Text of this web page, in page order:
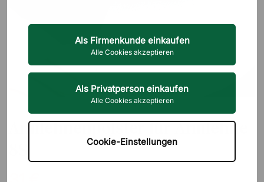
Als Firmenkunde einkaufen
Alle Cookies akzeptieren
Als Privatperson einkaufen
Alle Cookies akzeptieren
Cookie-Einstellungen
Armlehnenpolster für Armlehne